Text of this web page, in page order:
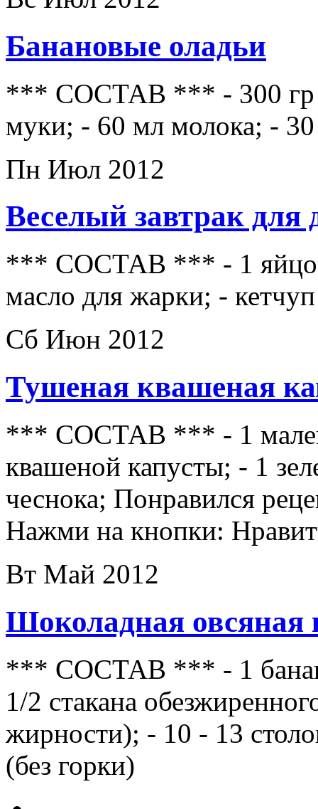
Банановые оладьи
*** СОСТАВ *** - 300 гр
муки; - 60 мл молока; - 30
Пн Июл 2012
Веселый завтрак для
*** СОСТАВ *** - 1 яйцо;
масло для жарки; -
Сб Июн 2012
Тушеная квашеная
*** СОСТАВ *** - 1
квашеной капусты; - 1
чеснока; Понравился
Нажми на кнопки:
Вт Май 2012
Шоколадная овсяная
*** СОСТАВ *** - 1 банан;
1/2 стакана
жирности); - 10 - 13
(без горки)